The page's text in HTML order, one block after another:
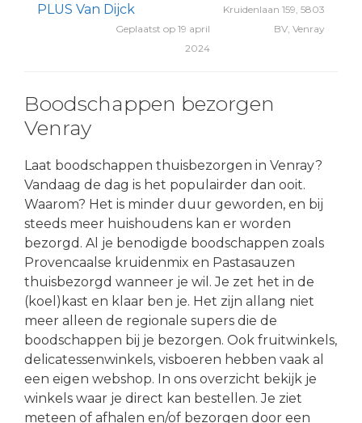
PLUS Van Dijck
Kruidenlaan 159, 5803
BV, Venray
Geplaatst op 19 april
2024
Boodschappen bezorgen
Venray
Laat boodschappen thuisbezorgen in Venray?
Vandaag de dag is het populairder dan ooit.
Waarom? Het is minder duur geworden, en bij
steeds meer huishoudens kan er worden
bezorgd. Al je benodigde boodschappen zoals
Provencaalse kruidenmix en Pastasauzen
thuisbezorgd wanneer je wil. Je zet het in de
(koel)kast en klaar ben je. Het zijn allang niet
meer alleen de regionale supers die de
boodschappen bij je bezorgen. Ook fruitwinkels,
delicatessenwinkels, visboeren hebben vaak al
een eigen webshop. In ons overzicht bekijk je
winkels waar je direct kan bestellen. Je ziet
meteen of afhalen en/of bezorgen door een